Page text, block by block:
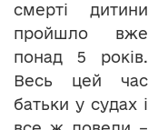
смерті дитини
пройшло вже
понад 5 років.
Весь цей час
батьки у судах і